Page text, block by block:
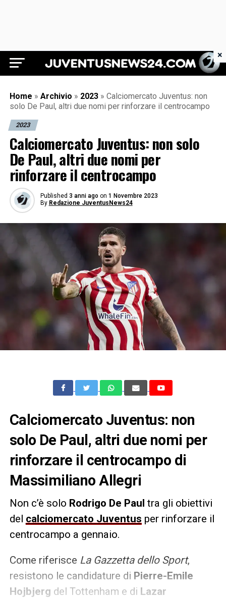
Juventus News 24
Home » Archivio » 2023 » Calciomercato Juventus: non
solo De Paul, altri due nomi per rinforzare il centrocampo
2023
Calciomercato Juventus: non solo
De Paul, altri due nomi per
rinforzare il centrocampo
Published 3 anni ago on 1 Novembre 2023
By Redazione JuventusNews24
Calciomercato Juventus: non
solo De Paul, altri due nomi per
rinforzare il centrocampo di
Massimiliano Allegri
Non c’è solo Rodrigo De Paul tra gli obiettivi
del calciomercato Juventus per rinforzare il
centrocampo a gennaio.
Come riferisce La Gazzetta dello Sport,
resistono le candidature di Pierre-Emile
Hojbjerg del Tottenham e di Lazar
×